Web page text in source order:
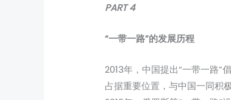
PART 4
“一带一路”的发展历程
2013年，中国提出“一带一路”
占据重要位置，与中国一同积